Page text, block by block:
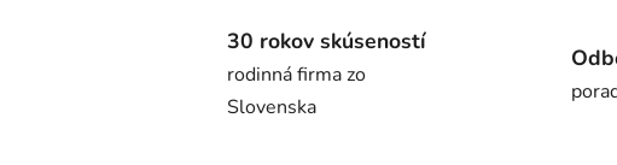
30 rokov skúseností
rodinná firma zo
Slovenska